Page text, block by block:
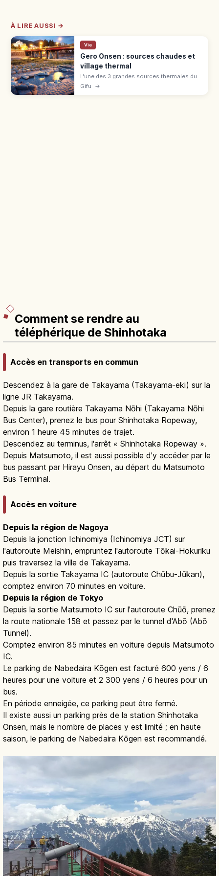
À LIRE AUSSI →
Vie
Gero Onsen : sources chaudes et
village thermal
L'une des 3 grandes sources thermales du
Japon, avec Arima et Kusatsu. Eau alcaline
Gifu →
Comment se rendre au
téléphérique de Shinhotaka
Accès en transports en commun
Descendez à la gare de Takayama (Takayama-eki) sur la
ligne JR Takayama.
Depuis la gare routière Takayama Nōhi (Takayama Nōhi
Bus Center), prenez le bus pour Shinhotaka Ropeway,
environ 1 heure 45 minutes de trajet.
Descendez au terminus, l'arrêt « Shinhotaka Ropeway ».
Depuis Matsumoto, il est aussi possible d'y accéder par le
bus passant par Hirayu Onsen, au départ du Matsumoto
Bus Terminal.
Accès en voiture
Depuis la région de Nagoya
Depuis la jonction Ichinomiya (Ichinomiya JCT) sur
l'autoroute Meishin, empruntez l'autoroute Tōkai-Hokuriku
puis traversez la ville de Takayama.
Depuis la sortie Takayama IC (autoroute Chūbu-Jūkan),
comptez environ 70 minutes en voiture.
Depuis la région de Tokyo
Depuis la sortie Matsumoto IC sur l'autoroute Chūō, prenez
la route nationale 158 et passez par le tunnel d'Abō (Abō
Tunnel).
Comptez environ 85 minutes en voiture depuis Matsumoto
IC.
Le parking de Nabedaira Kōgen est facturé 600 yens / 6
heures pour une voiture et 2 300 yens / 6 heures pour un
bus.
En période enneigée, ce parking peut être fermé.
Il existe aussi un parking près de la station Shinhotaka
Onsen, mais le nombre de places y est limité ; en haute
saison, le parking de Nabedaira Kōgen est recommandé.